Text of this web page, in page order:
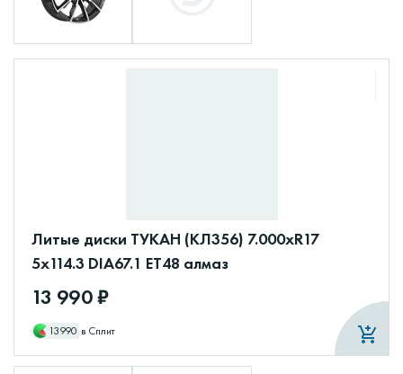
Литые диски ТУКАН (КЛ356) 7.000xR17
5x114.3 DIA67.1 ET48 алмаз
13 990 ₽
13990 в Сплит